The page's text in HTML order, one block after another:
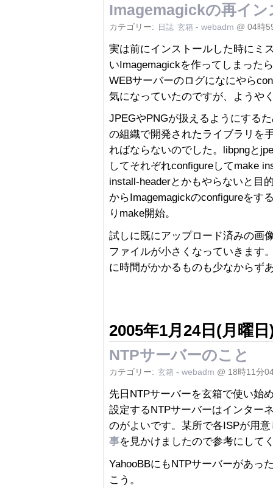
Imagemagickの再イン
カテゴリー: 日誌 玄箱 - webadm @ 04時
実は前にインストールした時にミ
いImagemagickを作ってしまった
WEBサーバーのログになにやら
気になっていたのですが、ようや
JPEGやPNGが扱えるようにする
の組織で開発されたライブラリを
ればならないのでした。libpngと
してそれぞれconfigureしてmake
install-headerとかもやらないと目
からImagemagickのconfigureをす
りmake開始。
試しに既にアップロード済みの画
ファイルが小さくなっていきます
に時間がかかるものも少なからず
2005年1月24日(月曜日
NTPサーバーのこと
カテゴリー: 玄箱 - webadm @ 18時11分
先日NTPサーバーを玄箱で使い始
設定するNTPサーバーはインター
のがよいです。某所で各ISPが用
事を見かけましたので参考にして
YahooBBにもNTPサーバーがあっ
こう。